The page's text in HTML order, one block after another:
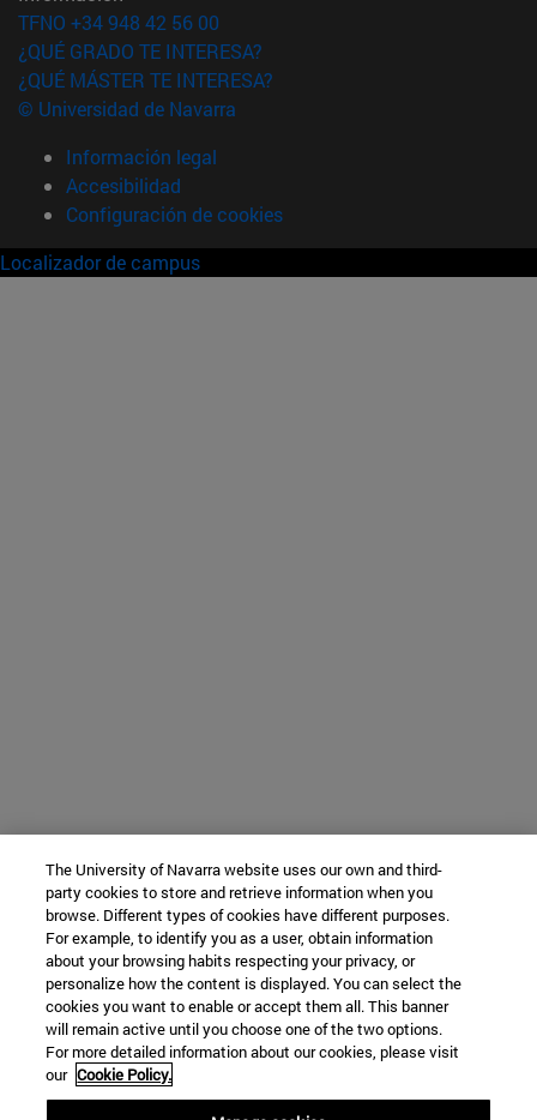
TFNO +34 948 42 56 00
¿QUÉ GRADO TE INTERESA?
¿QUÉ MÁSTER TE INTERESA?
© Universidad de Navarra
Información legal
Accesibilidad
Configuración de cookies
Localizador de campus
The University of Navarra website uses our own and third-
party cookies to store and retrieve information when you
browse. Different types of cookies have different purposes.
For example, to identify you as a user, obtain information
about your browsing habits respecting your privacy, or
personalize how the content is displayed. You can select the
cookies you want to enable or accept them all. This banner
will remain active until you choose one of the two options.
For more detailed information about our cookies, please visit
our Cookie Policy.